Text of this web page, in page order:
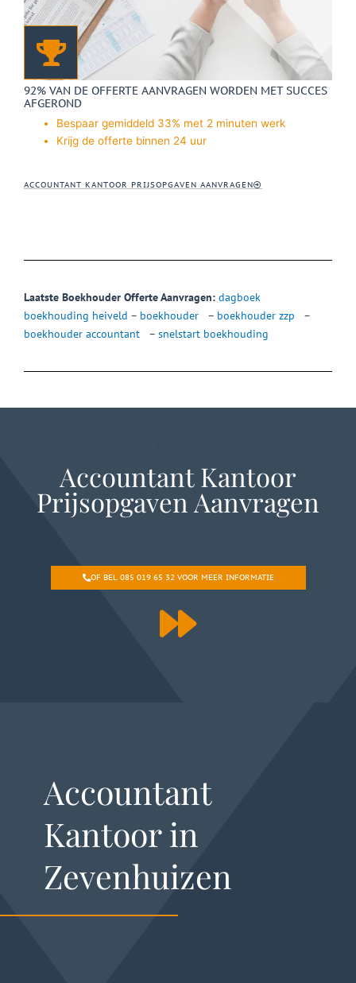
92% VAN DE OFFERTE AANVRAGEN WORDEN MET SUCCES
AFGEROND
Bespaar gemiddeld 33% met 2 minuten werk
Krijg de offerte binnen 24 uur
ACCOUNTANT KANTOOR PRIJSOPGAVEN AANVRAGEN
Laatste Boekhouder Offerte Aanvragen: dagboek
boekhouding heiveld – boekhouder – boekhouder zzp
–
boekhouder accountant
– snelstart boekhouding
Accountant Kantoor
Prijsopgaven Aanvragen
OF BEL 085 019 65 32 VOOR MEER INFORMATIE
Accountant
Kantoor in
Zevenhuizen